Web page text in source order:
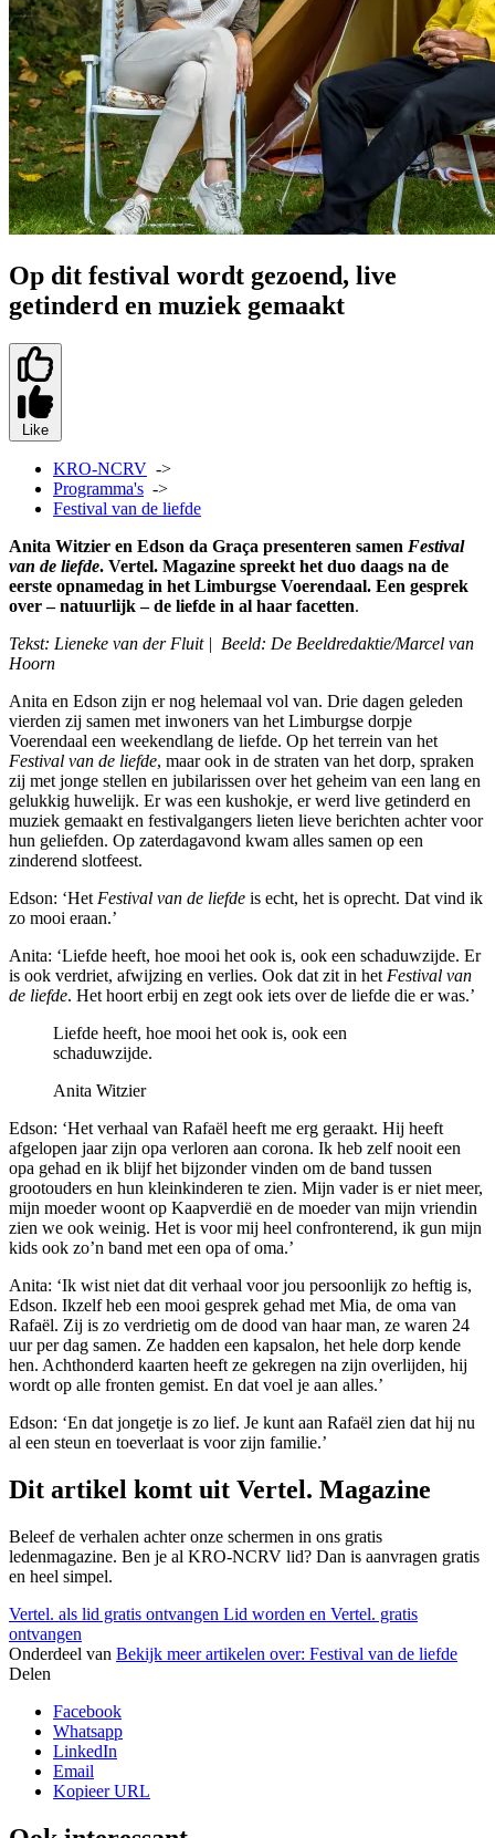
Op dit festival wordt gezoend, live
getinderd en muziek gemaakt
Like
KRO-NCRV ->
Programma's ->
Festival van de liefde
Anita Witzier en Edson da Graça presenteren samen Festival
van de liefde. Vertel. Magazine spreekt het duo daags na de
eerste opnamedag in het Limburgse Voerendaal. Een gesprek
over – natuurlijk – de liefde in al haar facetten.
Tekst: Lieneke van der Fluit | Beeld: De Beeldredaktie/Marcel van
Hoorn
Anita en Edson zijn er nog helemaal vol van. Drie dagen geleden
vierden zij samen met inwoners van het Limburgse dorpje
Voerendaal een weekendlang de liefde. Op het terrein van het
Festival van de liefde, maar ook in de straten van het dorp, spraken
zij met jonge stellen en jubilarissen over het geheim van een lang en
gelukkig huwelijk. Er was een kushokje, er werd live getinderd en
muziek gemaakt en festivalgangers lieten lieve berichten achter voor
hun geliefden. Op zaterdagavond kwam alles samen op een
zinderend slotfeest.
Edson: ‘Het Festival van de liefde is echt, het is oprecht. Dat vind ik
zo mooi eraan.’
Anita: ‘Liefde heeft, hoe mooi het ook is, ook een schaduwzijde. Er
is ook verdriet, afwijzing en verlies. Ook dat zit in het Festival van
de liefde. Het hoort erbij en zegt ook iets over de liefde die er was.’
Liefde heeft, hoe mooi het ook is, ook een
schaduwzijde.
Anita Witzier
Edson: ‘Het verhaal van Rafaël heeft me erg geraakt. Hij heeft
afgelopen jaar zijn opa verloren aan corona. Ik heb zelf nooit een
opa gehad en ik blijf het bijzonder vinden om de band tussen
grootouders en hun kleinkinderen te zien. Mijn vader is er niet meer,
mijn moeder woont op Kaapverdië en de moeder van mijn vriendin
zien we ook weinig. Het is voor mij heel confronterend, ik gun mijn
kids ook zo’n band met een opa of oma.’
Anita: ‘Ik wist niet dat dit verhaal voor jou persoonlijk zo heftig is,
Edson. Ikzelf heb een mooi gesprek gehad met Mia, de oma van
Rafaël. Zij is zo verdrietig om de dood van haar man, ze waren 24
uur per dag samen. Ze hadden een kapsalon, het hele dorp kende
hen. Achthonderd kaarten heeft ze gekregen na zijn overlijden, hij
wordt op alle fronten gemist. En dat voel je aan alles.’
Edson: ‘En dat jongetje is zo lief. Je kunt aan Rafaël zien dat hij nu
al een steun en toeverlaat is voor zijn familie.’
Dit artikel komt uit Vertel. Magazine
Beleef de verhalen achter onze schermen in ons gratis
ledenmagazine. Ben je al KRO-NCRV lid? Dan is aanvragen gratis
en heel simpel.
Vertel. als lid gratis ontvangen Lid worden en Vertel. gratis
ontvangen
Onderdeel van Bekijk meer artikelen over: Festival van de liefde
Delen
Facebook
Whatsapp
LinkedIn
Email
Kopieer URL